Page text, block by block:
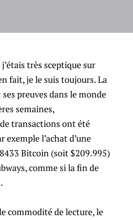
très sceptique sur
fait, je le suis toujours. La
preuves dans le monde
semaines,
transactions ont été
exemple l’achat d’une
Bitcoin (soit $209.995)
comme si la fin de
commodité de lecture, le